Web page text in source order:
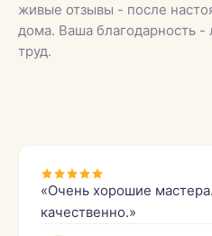
живые отзывы - после
дома. Ваша благодарность -
труд.
«Очень хорошие
качественно.»